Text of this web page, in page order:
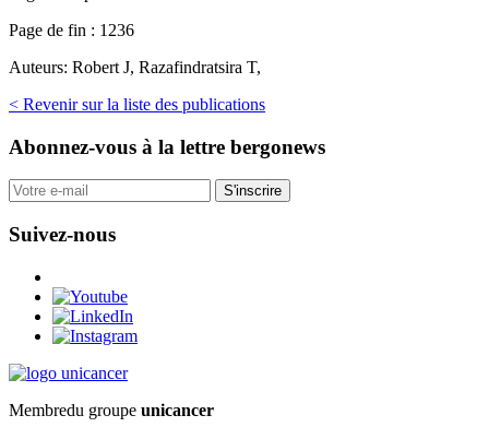
Page de fin : 1236
Auteurs: Robert J, Razafindratsira T,
< Revenir sur la liste des publications
Abonnez-vous à la lettre bergonews
S'inscrire
Suivez-nous
Membredu groupe unicancer